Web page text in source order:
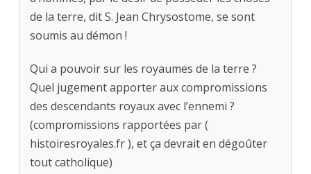
de la terre, dit S. Jean Chrysostome, se sont
soumis au démon !
Qui a pouvoir sur les royaumes de la terre ?
Quel jugement apporter aux compromissions
des descendants royaux avec l’ennemi ?
(compromissions rapportées par (
histoiresroyales.fr ), et ça devrait en dégoûter
tout catholique)